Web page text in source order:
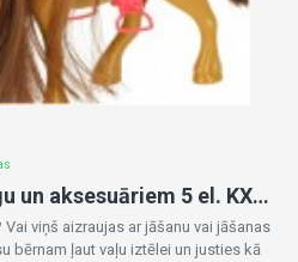
Lelle-jātniece ar zirgu un aksesuāriem 5 el. KX3458
viņš aizraujas ar jāšanu vai jāšanas
bērnam ļaut vaļu iztēlei un justies kā